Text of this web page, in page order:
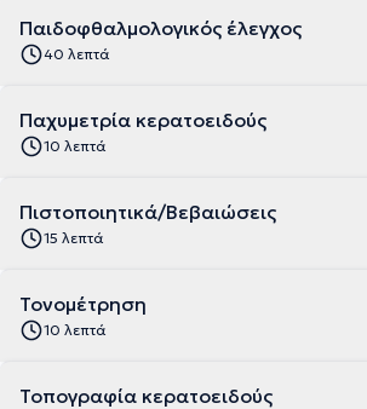
Παιδοφθαλμολογικός έλεγχος
40 λεπτά
Παχυμετρία κερατοειδούς
10 λεπτά
Πιστοποιητικά/Βεβαιώσεις
15 λεπτά
Τονομέτρηση
10 λεπτά
Τοπογραφία κερατοειδούς